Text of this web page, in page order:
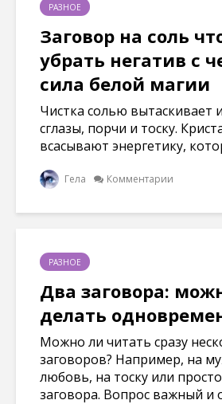
РАЗНОЕ
Заговор на соль
убрать негатив с
сила белой магии
Чистка солью вытаскивает
сглазы, порчи и тоску.
всасывают энергетику,
Гела Комментарии
РАЗНОЕ
Два заговора:
делать
Можно ли читать сразу
заговоров? Например, на
любовь, на тоску или
заговора. Вопрос важный и